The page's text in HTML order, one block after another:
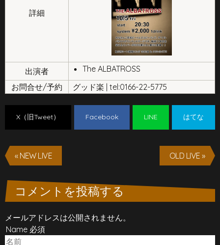
詳細
出演者
The ALBATROSS
お問合せ/予約
グッド楽 | tel:0166-22-5775
X（旧Tweet） Facebook LINE はてな
« NEW LIVE OLD LIVE »
コメントを投稿する
メールアドレスは公開されません。
Name 必須